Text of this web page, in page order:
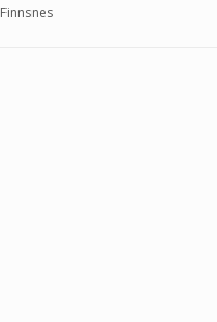
Finnsnes